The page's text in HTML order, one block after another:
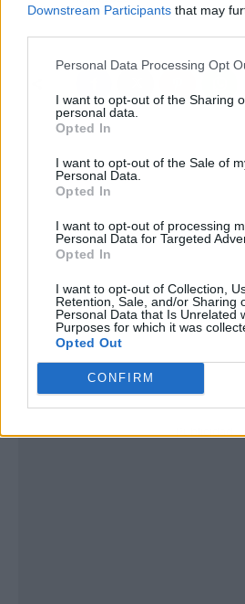
Downstream Participants that may
Personal Data Processing Opt
I want to opt-out of the Sharing
personal data.
Opted In
I want to opt-out of the Sale of
Personal Data.
Opted In
I want to opt-out of processing
Personal Data for Targeted
Opted In
I want to opt-out of Collection,
Retention, Sale, and/or Sharing
Personal Data that Is Unrelated
Purposes for which it was
Opted Out
CONFIRM
Publicidad